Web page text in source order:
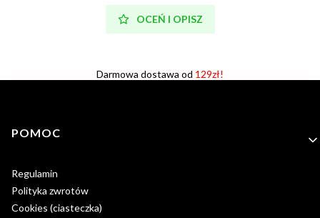
OCEŃ I OPISZ
Darmowa dostawa od 129zł!
Linki w stopce
POMOC
Regulamin
Polityka zwrotów
Cookies (ciasteczka)